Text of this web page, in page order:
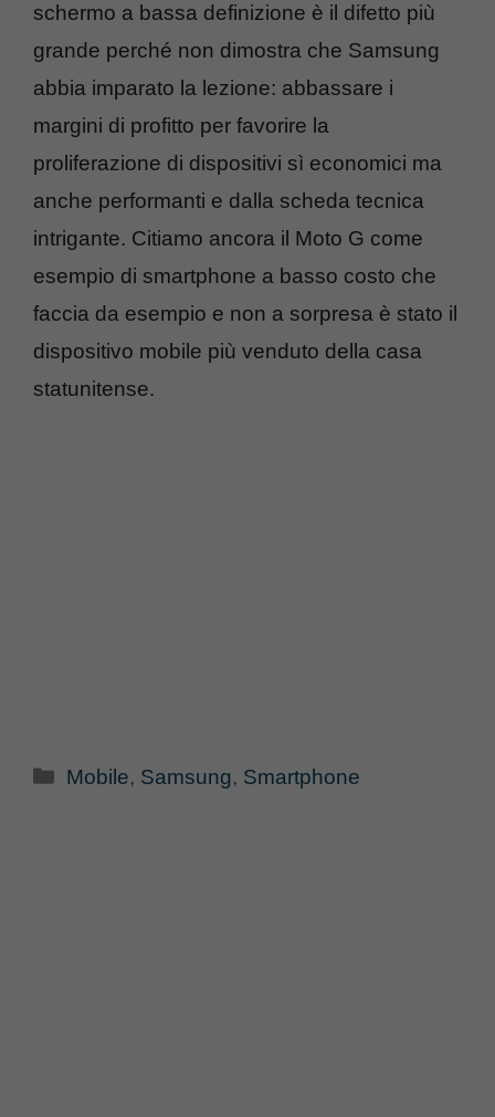
schermo a bassa definizione è il difetto più
grande perché non dimostra che Samsung
abbia imparato la lezione: abbassare i
margini di profitto per favorire la
proliferazione di dispositivi sì economici ma
anche performanti e dalla scheda tecnica
intrigante. Citiamo ancora il Moto G come
esempio di smartphone a basso costo che
faccia da esempio e non a sorpresa è stato il
dispositivo mobile più venduto della casa
statunitense.
Categorie
Mobile, Samsung, Smartphone